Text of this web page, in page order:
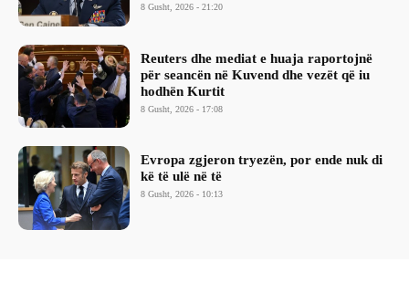
8 Gusht, 2026 - 21:20
Reuters dhe mediat e huaja raportojnë
për seancën në Kuvend dhe vezët që iu
hodhën Kurtit
8 Gusht, 2026 - 17:08
Evropa zgjeron tryezën, por ende nuk di
kë të ulë në të
8 Gusht, 2026 - 10:13